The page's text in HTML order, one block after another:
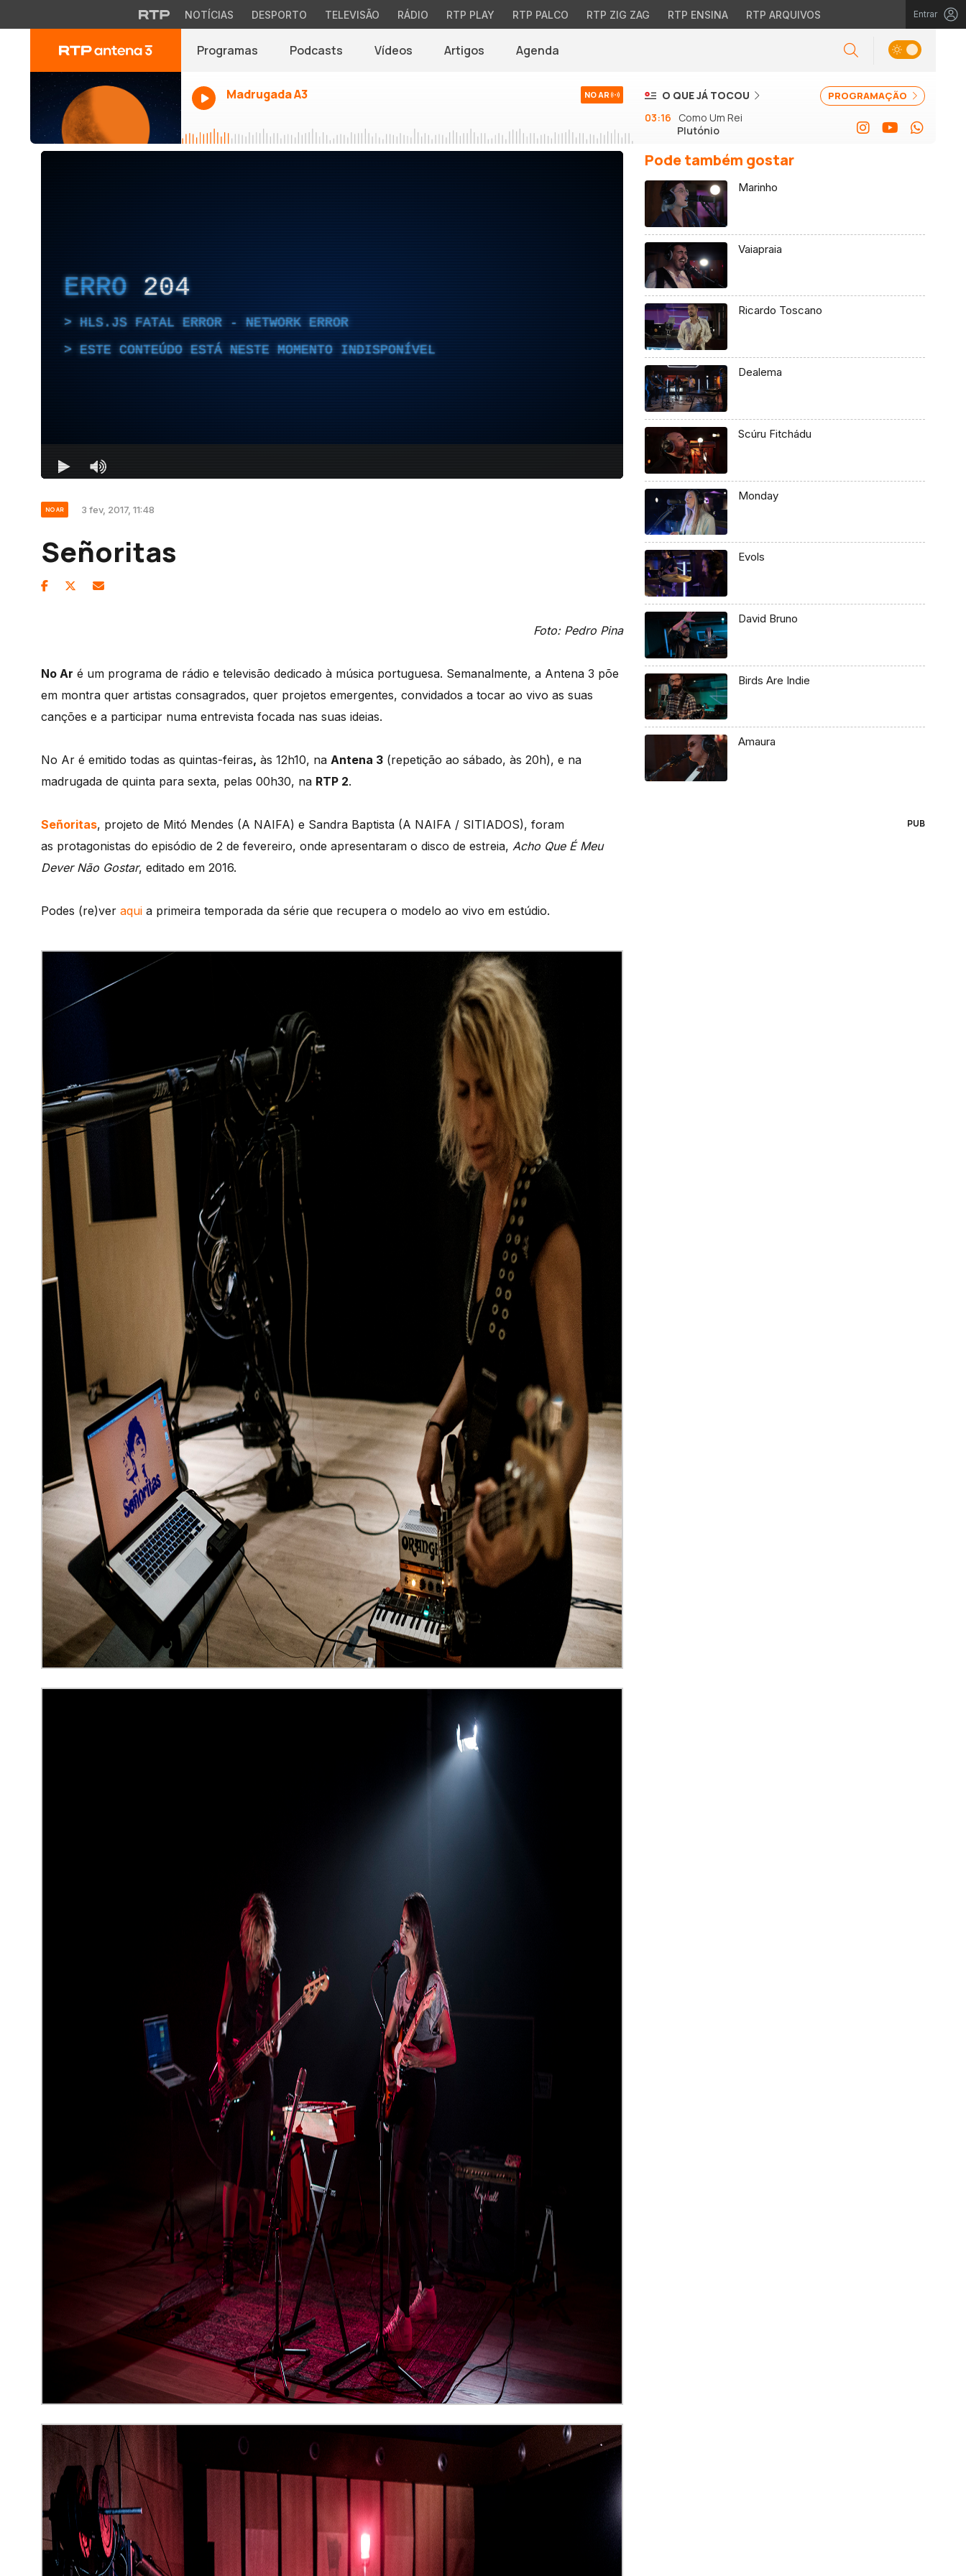
NOTÍCIAS DESPORTO TELEVISÃO RÁDIO RTP PLAY RTP PALCO RTP ZIG ZAG RTP ENSINA RTP ARQUIVOS Entrar
Programas Podcasts Vídeos Artigos Agenda
Madrugada A3 NO AR PROGRAMAÇÃO
O QUE JÁ TOCOU
03:16
Como Um Rei
Plutónio
NO AR 3 fev, 2017, 11:48
Señoritas
Foto: Pedro Pina
No Ar é um programa de rádio e televisão dedicado à música portuguesa. Semanalmente, a Antena 3 põe
em montra quer artistas consagrados, quer projetos emergentes, convidados a tocar ao vivo as suas
canções e a participar numa entrevista focada nas suas ideias.
No Ar é emitido todas as quintas-feiras, às 12h10, na Antena 3 (repetição ao sábado, às 20h), e na
madrugada de quinta para sexta, pelas 00h30, na RTP 2.
Señoritas, projeto de Mitó Mendes (A NAIFA) e Sandra Baptista (A NAIFA / SITIADOS), foram
as protagonistas do episódio de 2 de fevereiro, onde apresentaram o disco de estreia, Acho Que É Meu
Dever Não Gostar, editado em 2016.
Podes (re)ver aqui a primeira temporada da série que recupera o modelo ao vivo em estúdio.
Pode também gostar
Marinho
Vaiapraia
Ricardo Toscano
Dealema
Scúru Fitchádu
Monday
Evols
David Bruno
Birds Are Indie
Amaura
PUB